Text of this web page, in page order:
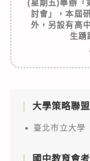
(星期五)舉辦「
討會」，本屆
外，另設有高
生踴
大學策略聯
臺北市立大學
國中教育會